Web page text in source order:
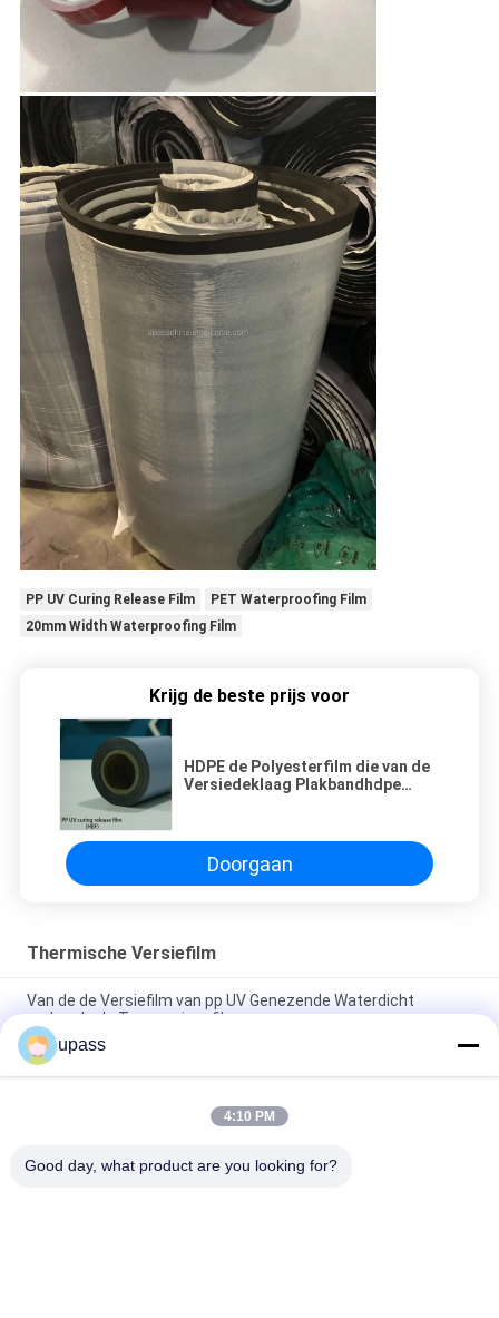
PP UV Curing Release Film
PET Waterproofing Film
20mm Width Waterproofing Film
Krijg de beste prijs voor
HDPE de Polyesterfilm die van de
Versiedeklaag Plakbandhdpe
Doorgaan
Thermische Versiefilm
Van de de Versiefilm van pp UV Genezende Waterdicht
makende de Toepassingsfilm
Film van de de Film Waterdicht makende Toepassing van de
HUISDIEREN de UV Genezende Versie
HDPE Thermal curing release film Waterproofing application
upass
4:10 PM
Good day, what product are you looking for?